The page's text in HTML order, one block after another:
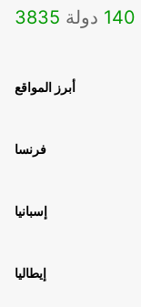
3835 140 دولة
أبرز المواقع
فرنسا
إسبانيا
إيطاليا